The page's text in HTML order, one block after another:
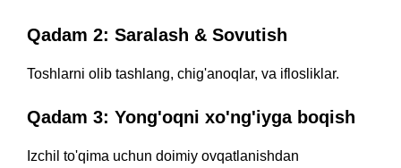
Qadam 2: Saralash & Sovutish
Toshlarni olib tashlang, chig'anoqlar, va iflosliklar.
Qadam 3: Yong'oqni xo'ng'iyga boqish
Izchil to'qima uchun doimiy ovqatlanishdan